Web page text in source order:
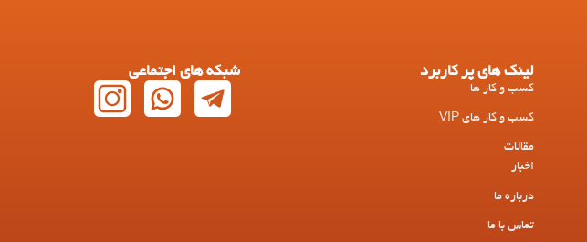
لینک های پر کاربرد
کسب و کار ها
کسب و کار های VIP
مقالات
اخبار
درباره ما
تماس با ما
شبکه های اجتماعی